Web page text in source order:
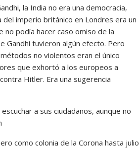
la India no era una democracia,
imperio británico en Londres era un
podía hacer caso omiso de la
Gandhi tuvieron algún efecto. Pero
no violentos eran el único
que exhortó a los europeos a
Hitler. Era una sugerencia
a sus ciudadanos, aunque no
como colonia de la Corona hasta julio